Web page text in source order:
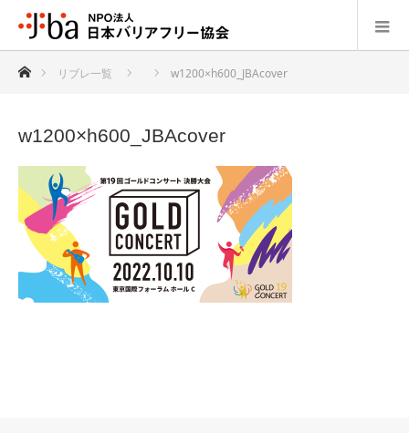
ホームリブレ一覧 w1200×h600_JBAcover
w1200×h600_JBAcover